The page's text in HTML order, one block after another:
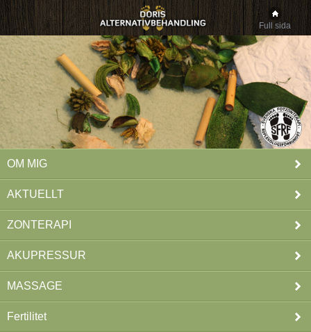
Full sida
OM MIG
AKTUELLT
ZONTERAPI
AKUPRESSUR
MASSAGE
Fertilitet